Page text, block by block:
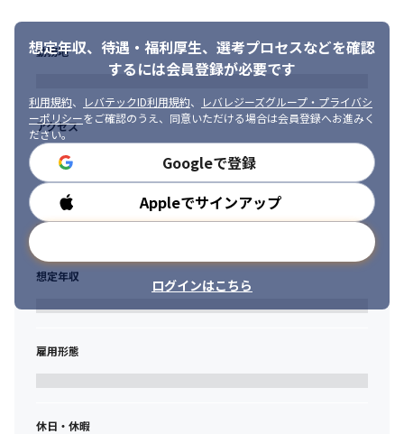
少数精鋭メンバーで業務に取り組むことが可能です。
想定年収、待遇・福利厚生、 選考プロセスなどを確認
するには会員登録が必要です
利用規約、 レバテックID利用規約、
レバレジーズグループ・プライバシ
ーポリシーをご確認のうえ、同意いただける場合は会員登録へお進みく
ださい。
Googleで登録
Appleでサインアップ
ログインはこちら
勤務地
アクセス
勤務時間
想定年収
雇用形態
休日・休暇